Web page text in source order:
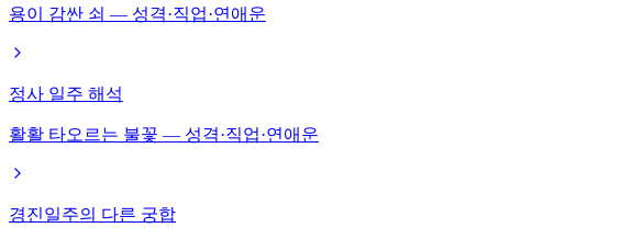
용이 감싼 쇠 — 성격·직업·연애운
정사 일주 해석
활활 타오르는 불꽃 — 성격·직업·연애운
경진일주의 다른 궁합